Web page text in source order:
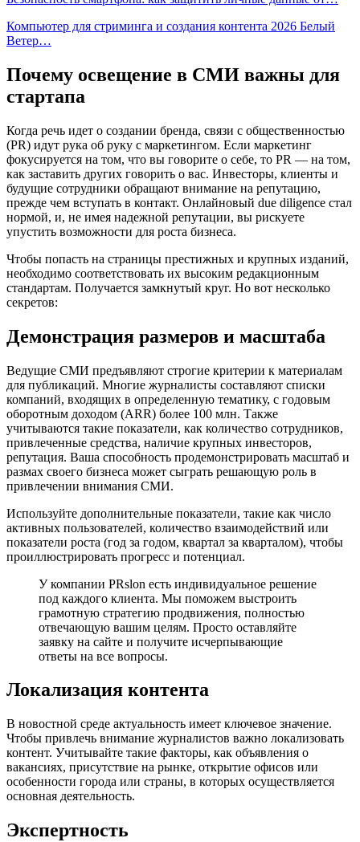
Компьютер для стриминга и создания контента 2026 Белый
Ветер…
Почему освещение в СМИ важны для
стартапа
Когда речь идет о создании бренда, связи с общественностью
(PR) идут рука об руку с маркетингом. Если маркетинг
фокусируется на том, что вы говорите о себе, то PR — на том,
как заставить других говорить о вас. Инвесторы, клиенты и
будущие сотрудники обращают внимание на репутацию,
прежде чем вступать в контакт. Онлайновый due diligence стал
нормой, и, не имея надежной репутации, вы рискуете
упустить возможности для роста бизнеса.
Чтобы попасть на страницы престижных и крупных изданий,
необходимо соответствовать их высоким редакционным
стандартам. Получается замкнутый круг. Но вот несколько
секретов:
Демонстрация размеров и масштаба
Ведущие СМИ предъявляют строгие критерии к материалам
для публикаций. Многие журналисты составляют списки
компаний, входящих в определенную тематику, с годовым
оборотным доходом (ARR) более 100 млн. Также
учитываются такие показатели, как количество сотрудников,
привлеченные средства, наличие крупных инвесторов,
репутация. Ваша способность продемонстрировать масштаб и
размах своего бизнеса может сыграть решающую роль в
привлечении внимания СМИ.
Используйте дополнительные показатели, такие как число
активных пользователей, количество взаимодействий или
показатели роста (год за годом, квартал за кварталом), чтобы
проиллюстрировать прогресс и потенциал.
У компании PRslon есть индивидуальное решение
под каждого клиента. Мы поможем выстроить
грамотную стратегию продвижения, полностью
отвечающую вашим целям. Просто оставляйте
заявку на сайте и получите исчерпывающие
ответы на все вопросы.
Локализация контента
В новостной среде актуальность имеет ключевое значение.
Чтобы привлечь внимание журналистов важно локализовать
контент. Учитывайте такие факторы, как объявления о
вакансиях, присутствие на рынке, открытие офисов или
особенности города или страны, в которых осуществляется
основная деятельность.
Экспертность